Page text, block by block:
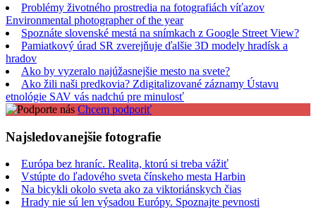
Problémy životného prostredia na fotografiách víťazov
Environmental photographer of the year
Spoznáte slovenské mestá na snímkach z Google Street View?
Pamiatkový úrad SR zverejňuje ďalšie 3D modely hradísk a
hradov
Ako by vyzeralo najúžasnejšie mesto na svete?
Ako žili naši predkovia? Zdigitalizované záznamy Ústavu
etnológie SAV vás nadchú pre minulosť
Chcem podporiť
Najsledovanejšie fotografie
Európa bez hraníc. Realita, ktorú si treba vážiť
Vstúpte do ľadového sveta čínskeho mesta Harbin
Na bicykli okolo sveta ako za viktoriánskych čias
Hrady nie sú len výsadou Európy. Spoznajte pevnosti